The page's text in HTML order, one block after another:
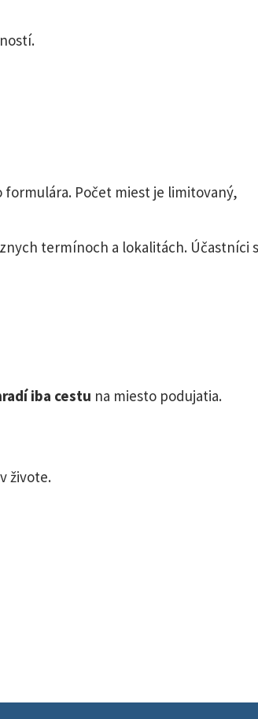
Počet miest je limitovaný,
termínoch a lokalitách. Účastníci
iba cestu na miesto podujatia.
živote.